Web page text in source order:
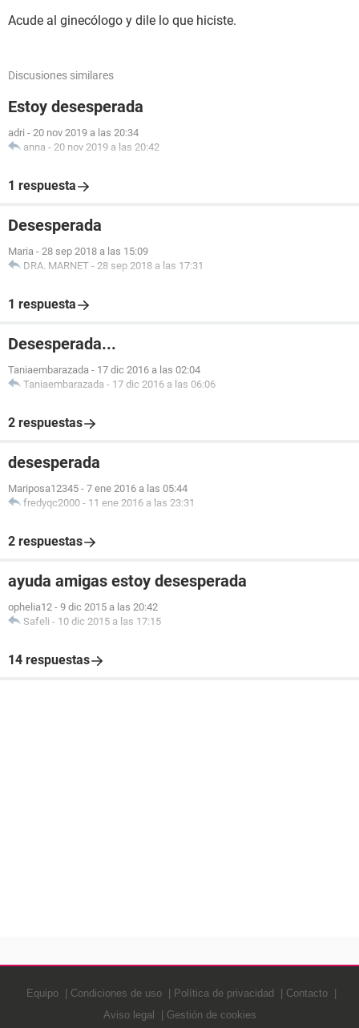
Acude al ginecólogo y dile lo que hiciste.
Discusiones similares
Estoy desesperada
adri - 20 nov 2019 a las 20:34
anna - 20 nov 2019 a las 20:42
1 respuesta
Desesperada
Maria - 28 sep 2018 a las 15:09
DRA. MARNET - 28 sep 2018 a las 17:31
1 respuesta
Desesperada...
Taniaembarazada - 17 dic 2016 a las 02:04
Taniaembarazada - 17 dic 2016 a las 06:06
2 respuestas
desesperada
Mariposa12345 - 7 ene 2016 a las 05:44
fredyqc2000 - 11 ene 2016 a las 23:31
2 respuestas
ayuda amigas estoy desesperada
ophelia12 - 9 dic 2015 a las 20:42
Safeli - 10 dic 2015 a las 17:15
14 respuestas
Equipo Condiciones de uso Política de privacidad
Contacto
Aviso legal
Gestión de cookies